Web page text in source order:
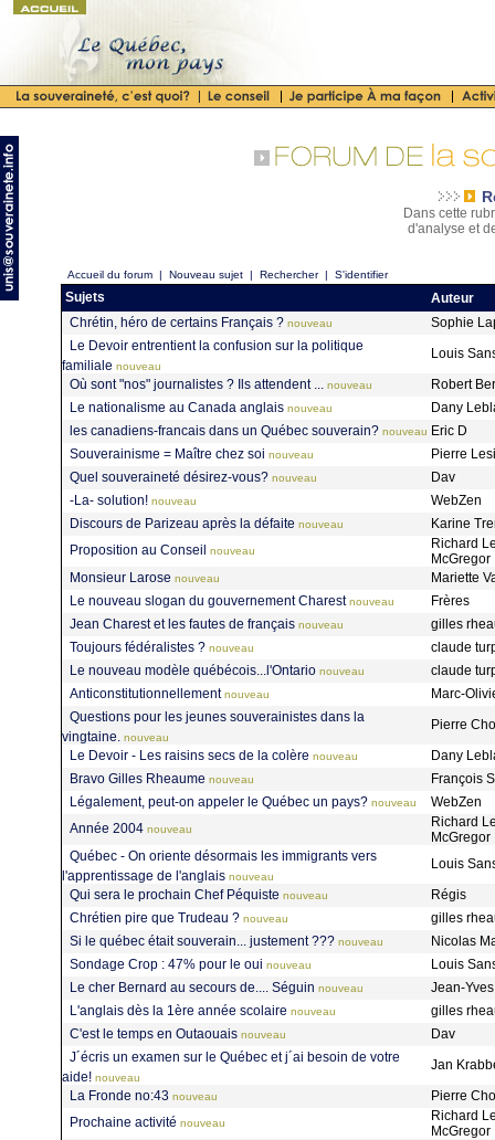
Dans cette
d'analyse et
Accueil du forum | Nouveau sujet | Rechercher| S'identifier
Sujets
Auteur
Chrétin, héro de certains Français ? nouveau
Sophie
Le Devoir entrentient la confusion sur la politique
familiale nouveau
Louis
Où sont "nos" journalistes ? Ils attendent ...
nouveau
Robert
Le nationalisme au Canada anglais nouveau
Dany
les canadiens-francais dans un Québec souverain? nouveau Eric D
Souverainisme = Maître chez soi nouveau
Pierre
Quel souveraineté désirez-vous? nouveau
Dav
-La- solution! nouveau
WebZen
Discours de Parizeau après la défaite nouveau
Karine
Proposition au Conseil nouveau
Richard
McGregor
Monsieur Larose nouveau
Mariette
Le nouveau slogan du gouvernement Charest nouveau
Frères
Jean Charest et les fautes de français nouveau
gilles
Toujours fédéralistes ? nouveau
claude
Le nouveau modèle québécois...l'Ontario nouveau
claude
Anticonstitutionnellement nouveau
Marc-
Questions pour les jeunes souverainistes dans la
vingtaine. nouveau
Pierre
Le Devoir - Les raisins secs de la colère nouveau
Dany
Bravo Gilles Rheaume nouveau
François
Légalement, peut-on appeler le Québec un pays? nouveau
WebZen
Année 2004 nouveau
Richard
McGregor
Québec - On oriente désormais les immigrants vers
l'apprentissage de l'anglais nouveau
Louis
Qui sera le prochain Chef Péquiste nouveau
Régis
Chrétien pire que Trudeau ? nouveau
gilles
Si le québec était souverain... justement ??? nouveau
Nicolas
Sondage Crop : 47% pour le oui nouveau
Louis
Le cher Bernard au secours de.... Séguin nouveau
Jean-
L'anglais dès la 1ère année scolaire nouveau
gilles
C'est le temps en Outaouais nouveau
Dav
J´écris un examen sur le Québec et j´ai besoin de votre
aide! nouveau
Jan
La Fronde no:43 nouveau
Pierre
Prochaine activité nouveau
Richard
McGregor